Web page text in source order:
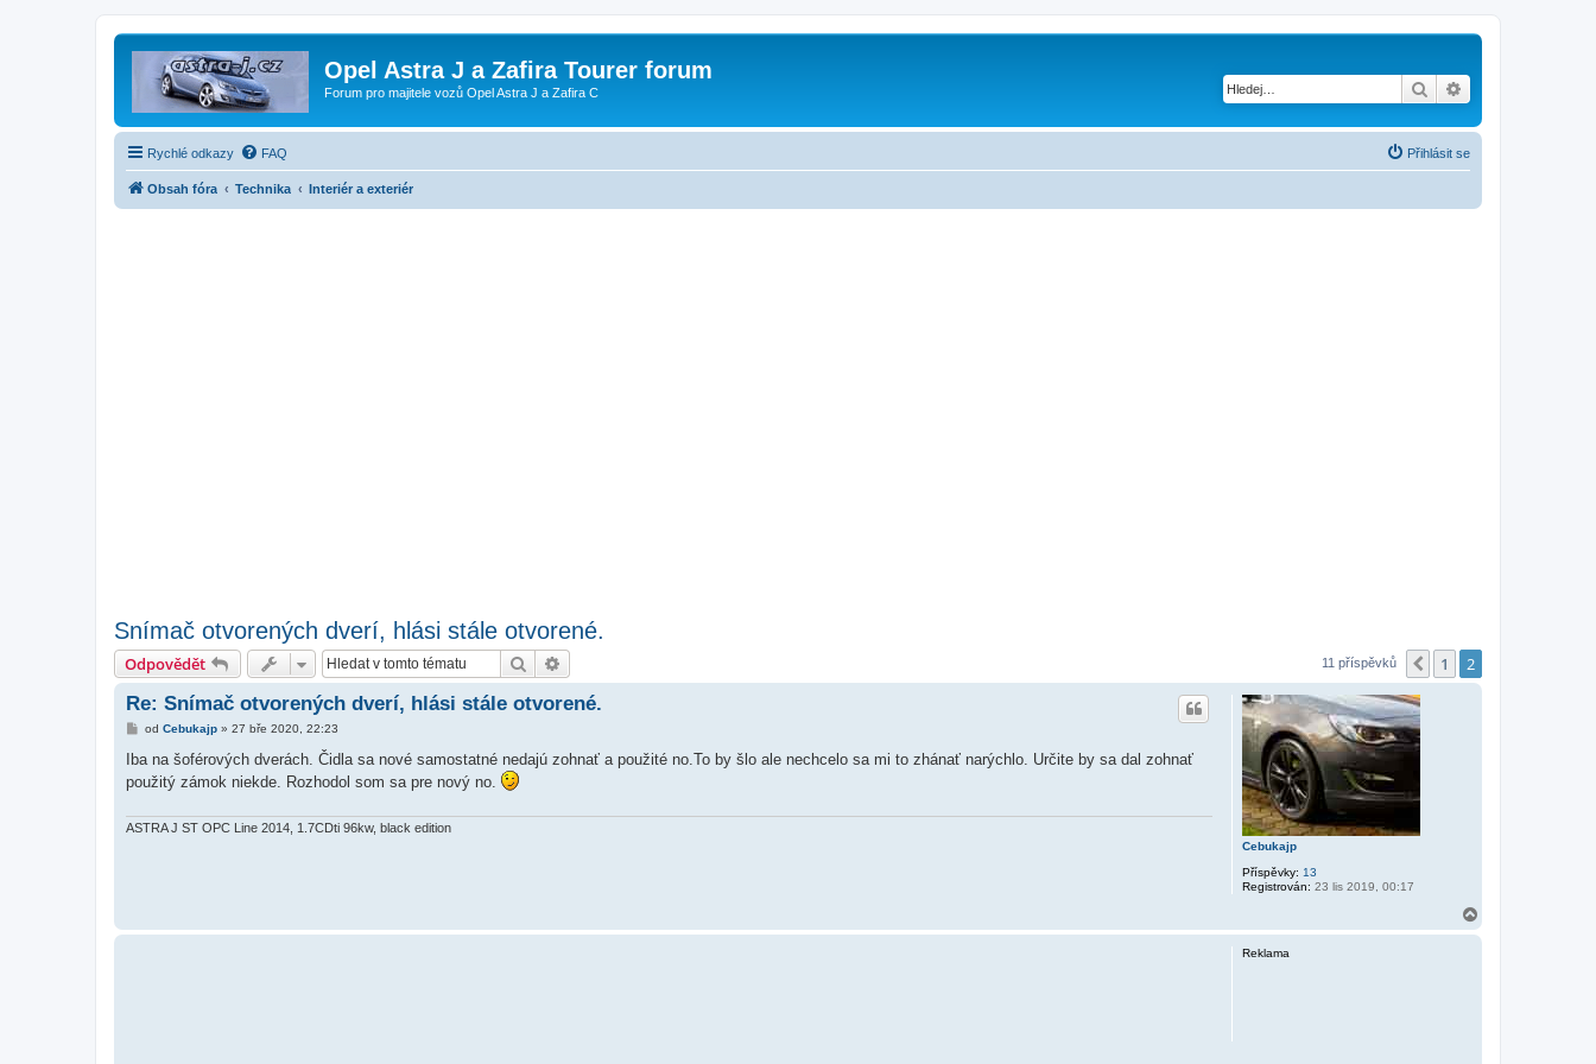
Opel Astra J a Zafira Tourer forum
Forum pro majitele vozů Opel Astra J a Zafira C Hledat
Rychlé odkazy FAQ Přihlásit se
Obsah fóra Technika Interiér a exteriér
Snímač otvorených dverí, hlási stále otvorené.
Odpovědět Hledat 11 příspěvků Předchozí
1 2
Cebukajp
Příspěvky: 13
Registrován: 23 lis 2019, 00:17
Re: Snímač otvorených dverí, hlási stále otvorené.
P
í
p
e
od Cebukajp» 27 bře 2020, 22:23
Iba na šoférových dverách. Čidla sa nové samostatné nedajú zohnať a použité no.To by šlo ale nechcelo sa mi to zhánať narýchlo. Určite by sa dal zohnať
použitý zámok niekde. Rozhodol som sa pre nový no.
ASTRA J ST OPC Line 2014, 1.7CDti 96kw, black edition
Reklama